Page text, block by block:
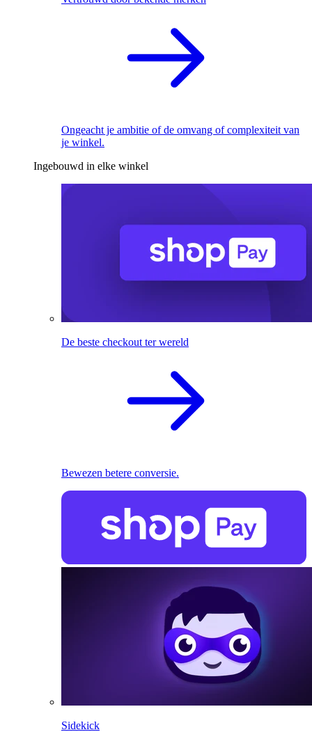
Ongeacht je ambitie of de omvang of complexiteit van
je winkel.
Ingebouwd in elke winkel
De beste checkout ter wereld
Bewezen betere conversie.
Sidekick